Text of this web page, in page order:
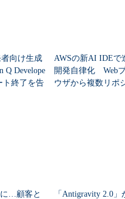
向け生成
Q Develope
ト終了を告
AWSの新AI IDEで
開発自律化 Web
ウザから複数リポ
…顧客と
「Antigravity 2.0」